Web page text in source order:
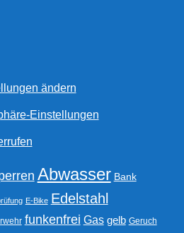
ändern
Einstellungen
Abwasser Bank
E-Bike Edelstahl
funkenfrei Gas gelb Geruch